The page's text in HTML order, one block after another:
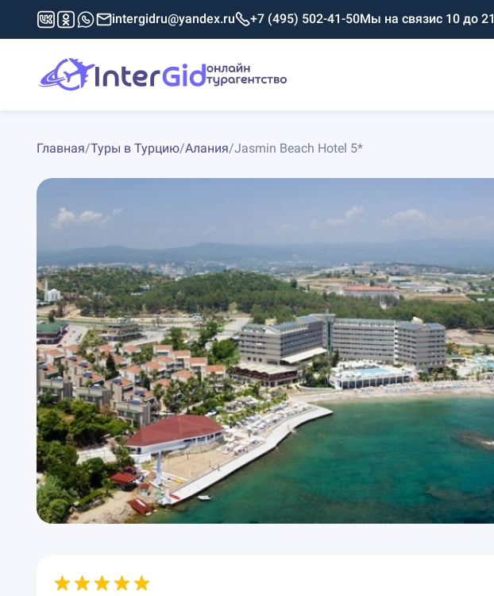
intergidru@yandex.ru +7 (495) 502-41-50Мы на связис 10 до 21
Главная/Туры в Турцию/Алания/Jasmin Beach Hotel 5*